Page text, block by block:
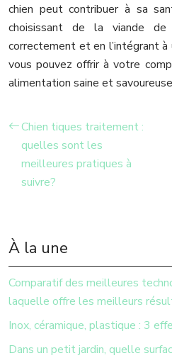
chien peut contribuer à sa
choisissant de la viande
correctement et en l’intégrant
vous pouvez offrir à votre
alimentation saine et
Chien tiques traitement :
quelles sont les
meilleures pratiques à
suivre?
À la une
Comparatif des meilleures
laquelle offre les meilleurs
Inox, céramique, plastique : 3
Dans un petit jardin, quelle